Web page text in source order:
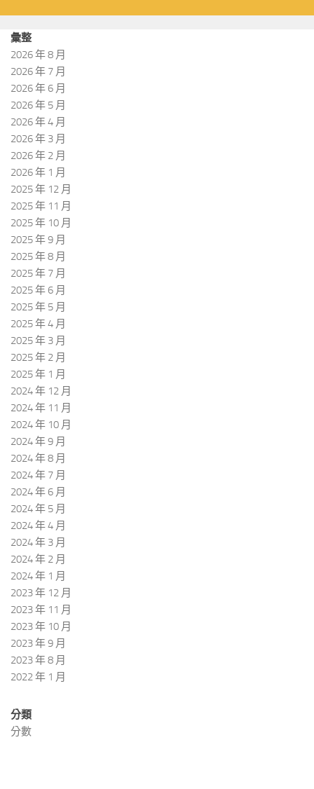
彙整
2026 年 8 月
2026 年 7 月
2026 年 6 月
2026 年 5 月
2026 年 4 月
2026 年 3 月
2026 年 2 月
2026 年 1 月
2025 年 12 月
2025 年 11 月
2025 年 10 月
2025 年 9 月
2025 年 8 月
2025 年 7 月
2025 年 6 月
2025 年 5 月
2025 年 4 月
2025 年 3 月
2025 年 2 月
2025 年 1 月
2024 年 12 月
2024 年 11 月
2024 年 10 月
2024 年 9 月
2024 年 8 月
2024 年 7 月
2024 年 6 月
2024 年 5 月
2024 年 4 月
2024 年 3 月
2024 年 2 月
2024 年 1 月
2023 年 12 月
2023 年 11 月
2023 年 10 月
2023 年 9 月
2023 年 8 月
2022 年 1 月
分類
分數